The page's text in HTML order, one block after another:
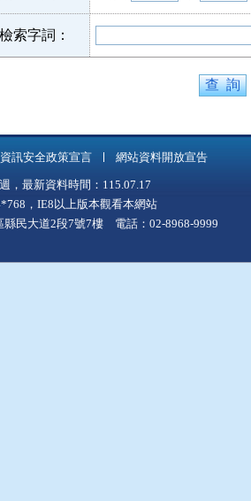
檢索字詞：
資訊安全政策宣言 網站資料開放宣告
，最新資料時間：115.07.17
，IE8以上版本觀看本網站
縣民大道2段7號7樓 電話：02-8968-9999